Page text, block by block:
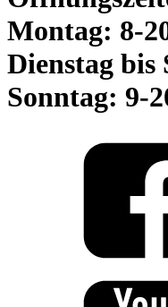
Montag: 8-
Dienstag bis
Sonntag: 9-